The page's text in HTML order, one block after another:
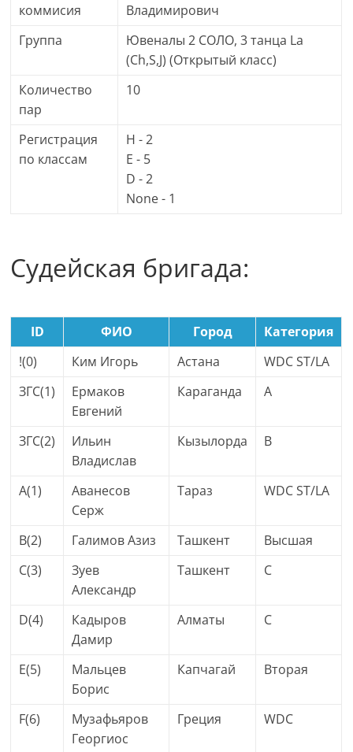
коммисия
Владимирович
Группа
Ювеналы 2 СОЛО, 3 танца La
(Ch,S,J) (Открытый класс)
Количество
пар
10
Регистрация
по классам
H - 2
E - 5
D - 2
None - 1
Судейская бригада:
ID ФИО Город
Категория
!(0)
Ким Игорь Астана
WDC ST/LA
ЗГС(1)
Ермаков
Евгений
Караганда A
ЗГС(2)
Ильин
Владислав
Кызылорда B
A(1)
Аванесов
Серж
Тараз WDC ST/LA
B(2) Галимов Азиз Ташкент
Высшая
C(3)
Зуев
Александр
Ташкент C
D(4)
Кадыров
Дамир
Алматы C
E(5)
Мальцев
Борис
Капчагай Вторая
F(6)
Музафьяров
Георгиос
Греция WDC